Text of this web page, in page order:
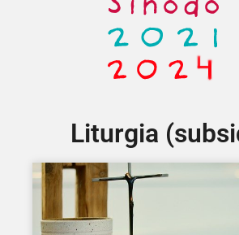
Liturgia